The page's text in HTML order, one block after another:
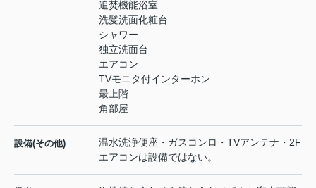
追焚機能浴室
洗髪洗面化粧台
シャワー
独立洗面台
エアコン
TVモニタ付インターホン
最上階
角部屋
設備(その他)
温水洗浄便座・ガスコンロ・TVアンテナ・2F
エアコンは設備ではない。